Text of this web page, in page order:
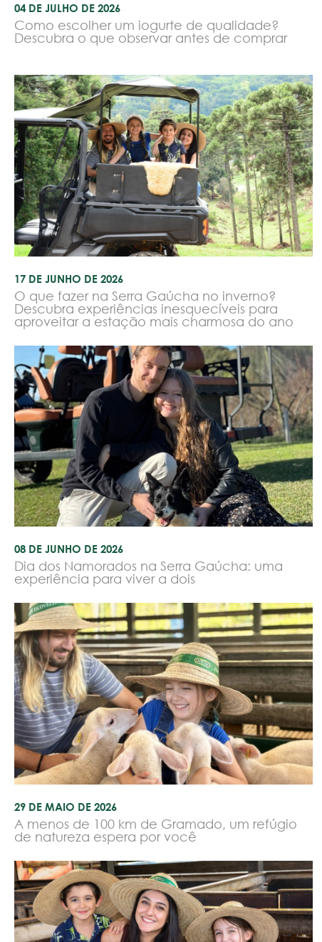
04 DE JULHO DE 2026
Como escolher um iogurte de qualidade?
Descubra o que observar antes de comprar
17 DE JUNHO DE 2026
O que fazer na Serra Gaúcha no inverno?
Descubra experiências inesquecíveis para
aproveitar a estação mais charmosa do ano
08 DE JUNHO DE 2026
Dia dos Namorados na Serra Gaúcha: uma
experiência para viver a dois
29 DE MAIO DE 2026
A menos de 100 km de Gramado, um refúgio
de natureza espera por você